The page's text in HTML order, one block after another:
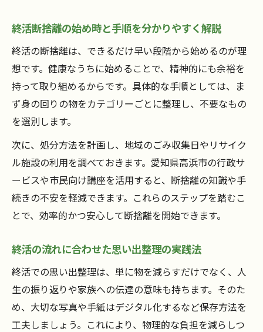
終活断捨離の始め時と手順を分かりやすく解説
終活の断捨離は、できるだけ早い段階から始めるのが理
想です。健康なうちに始めることで、精神的にも余裕を
持って取り組めるからです。具体的な手順としては、ま
ず身の回りの物をカテゴリーごとに整理し、不要なもの
を選別します。
次に、処分方法を計画し、地域のごみ収集日やリサイク
ル施設の利用を調べておきます。愛知県高浜市の行政サ
ービスや市民向け講座を活用すると、断捨離の知識や手
続きの不安を軽減できます。これらのステップを踏むこ
とで、効率的かつ安心して断捨離を開始できます。
終活の流れに合わせた思い出整理の実践法
終活での思い出整理は、単に物を減らすだけでなく、人
生の振り返りや家族への伝達の意味も持ちます。そのた
め、大切な写真や手紙はデジタル化するなど保存方法を
工夫しましょう。これにより、物理的な負担を減らしつ